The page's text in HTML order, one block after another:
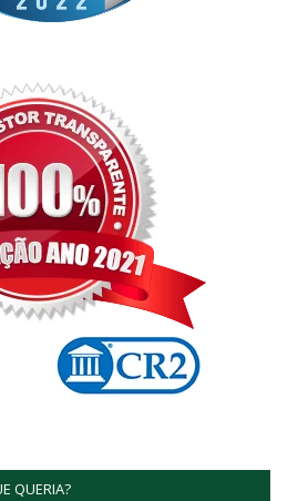
QUERIA?